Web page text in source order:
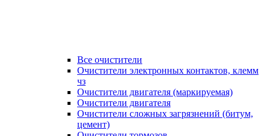
Все очистители
Очистители электронных контактов, клемм
чз
Очистители двигателя (маркируемая)
Очистители двигателя
Очистители сложных загрязнений (битум,
цемент)